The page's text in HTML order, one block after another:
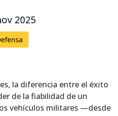
2025
la diferencia entre el éxito
de la fiabilidad de un
vehículos militares —desde